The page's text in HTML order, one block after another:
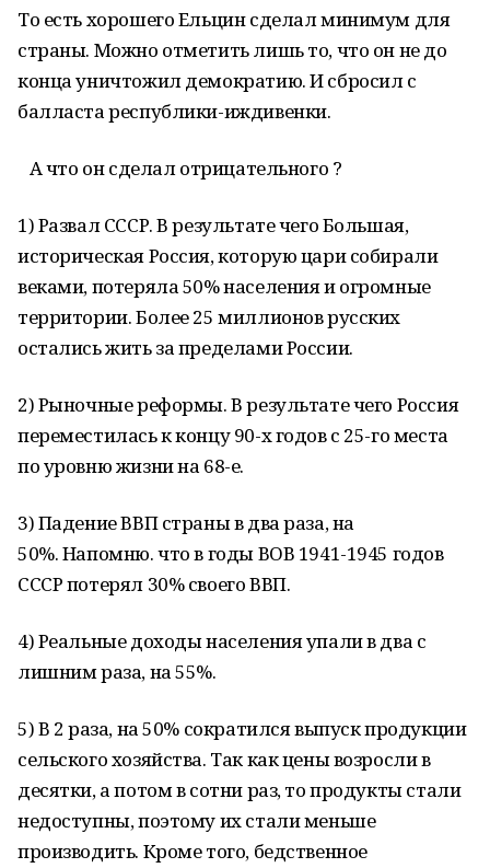
То есть хорошего Ельцин сделал минимум для
страны. Можно отметить лишь то, что он не до
конца уничтожил демократию. И сбросил с
балласта республики-иждивенки.
А что он сделал отрицательного ?
1) Развал СССР. В результате чего Большая,
историческая Россия, которую цари собирали
веками, потеряла 50% населения и огромные
территории. Более 25 миллионов русских
остались жить за пределами России.
2) Рыночные реформы. В результате чего Россия
переместилась к концу 90-х годов с 25-го места
по уровню жизни на 68-е.
3) Падение ВВП страны в два раза, на
50%. Напомню. что в годы ВОВ 1941-1945 годов
СССР потерял 30% своего ВВП.
4) Реальные доходы населения упали в два с
лишним раза, на 55%.
5) В 2 раза, на 50% сократился выпуск продукции
сельского хозяйства. Так как цены возросли в
десятки, а потом в сотни раз, то продукты стали
недоступны, поэтому их стали меньше
производить. Кроме того, бедственное